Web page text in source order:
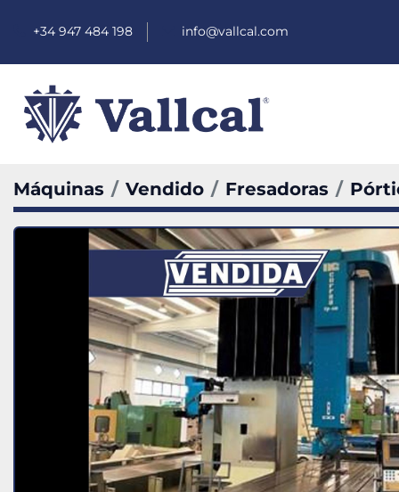
+34 947 484 198 info@vallcal.com
Máquinas Vendido Fresadoras